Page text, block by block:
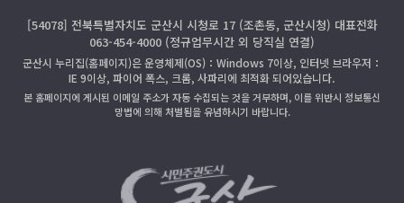
[54078] 전북특별자치도 군산시 시청로 17 (조촌동, 군산시청) 대표전화
063-454-4000 (정규업무시간 외 당직실 연결)
군산시 누리집(홈페이지)은 운영체제(OS)：Windows 7이상, 인터넷 브라우저：
IE 9이상, 파이어 폭스, 크롬, 사파리에 최적화 되어있습니다.
본 홈페이지에 게시된 이메일 주소가 자동 수집되는 것을 거부하며, 이를 위반시 정보통신
망법에 의해 처벌됨을 유념하시기 바랍니다.